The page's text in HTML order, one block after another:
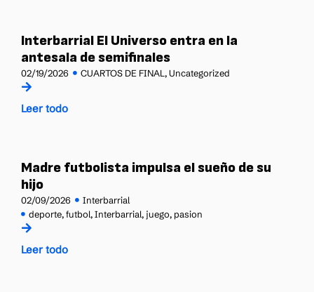
Interbarrial El Universo entra en la
antesala de semifinales
02/19/2026 CUARTOS DE FINAL ,Uncategorized
Leer todo
Madre futbolista impulsa el sueño de su
hijo
02/09/2026
Interbarrial
deporte,futbol,Interbarrial, juego, pasion
Leer todo